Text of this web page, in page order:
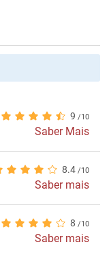
9
Saber Mais
8.4
Saber mais
8
Saber mais